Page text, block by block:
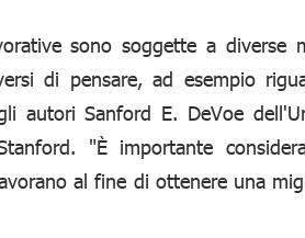
sono soggette a diverse
di pensare, ad esempio
autori Sanford E. DeVoe
"È importante
al fine di ottenere una